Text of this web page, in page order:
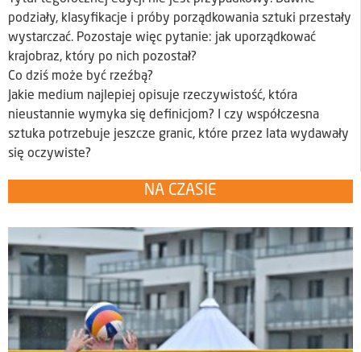
podziały, klasyfikacje i próby porządkowania sztuki przestały
wystarczać. Pozostaje więc pytanie: jak uporządkować
krajobraz, który po nich pozostał?
Co dziś może być rzeźbą?
Jakie medium najlepiej opisuje rzeczywistość, która
nieustannie wymyka się definicjom? I czy współczesna
sztuka potrzebuje jeszcze granic, które przez lata wydawały
się oczywiste?
NA CZASIE